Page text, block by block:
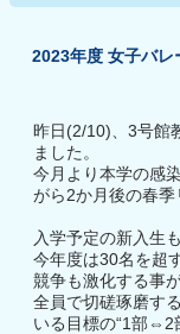
2023年度 女子バレ
昨日(2/10)、3号館
ました。
今月より本学の感
がら2か月後の春季
入学予定の新入生
今年度は30名を超
競争も激化する事
全員で切磋琢磨す
いる目標の“1部⇔2